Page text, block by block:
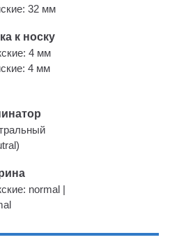
32 мм
к носку
4 мм
4 мм
normal |